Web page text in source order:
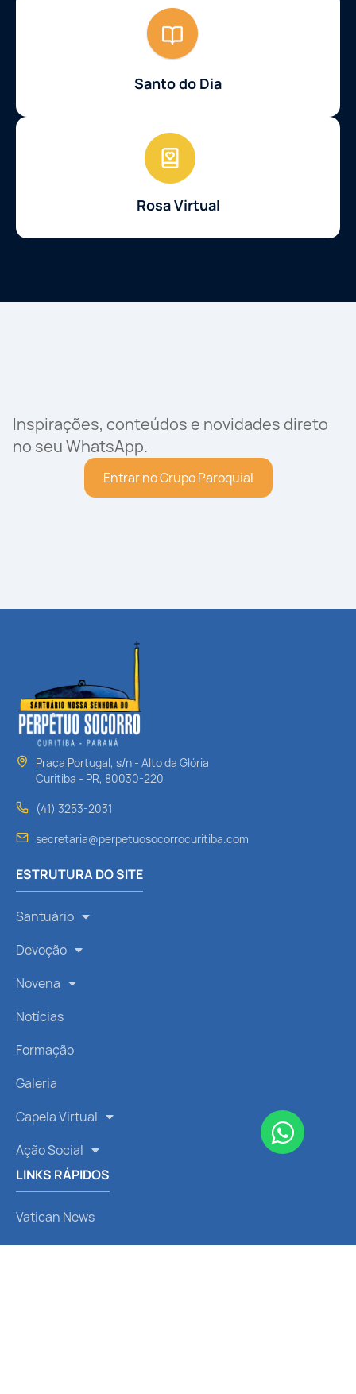
Santo do Dia
Rosa Virtual
Inspirações, conteúdos e novidades direto
no seu WhatsApp.
Entrar no Grupo Paroquial
Praça Portugal, s/n - Alto da Glória
Curitiba - PR, 80030-220
(41) 3253-2031
secretaria@perpetuosocorrocuritiba.com
ESTRUTURA DO SITE
Santuário
Devoção
Novena
Notícias
Formação
Galeria
Capela Virtual
Ação Social
LINKS RÁPIDOS
Vatican News
CNBB